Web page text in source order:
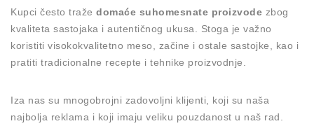
Kupci često traže domaće suhomesnate proizvode zbog
kvaliteta sastojaka i autentičnog ukusa. Stoga je važno
koristiti visokokvalitetno meso, začine i ostale sastojke, kao i
pratiti tradicionalne recepte i tehnike proizvodnje.
Iza nas su mnogobrojni zadovoljni klijenti, koji su naša
najbolja reklama i koji imaju veliku pouzdanost u naš rad.